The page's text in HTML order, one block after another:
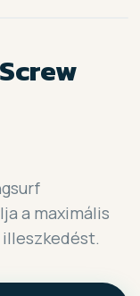
a maximális